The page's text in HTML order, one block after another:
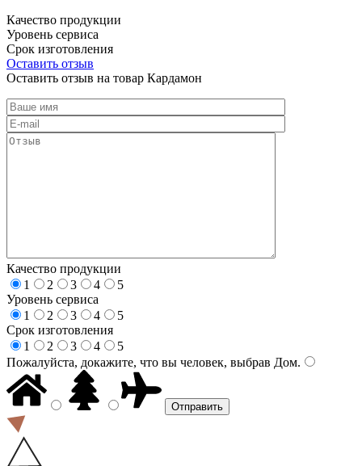
Качество продукции
Уровень сервиса
Срок изготовления
Оставить отзыв
Оставить отзыв на товар Кардамон
Качество продукции
1
2 3 4
5
Уровень сервиса
1
2 3 4
5
Срок изготовления
1
2 3 4
5
Пожалуйста, докажите, что вы человек, выбрав Дом.